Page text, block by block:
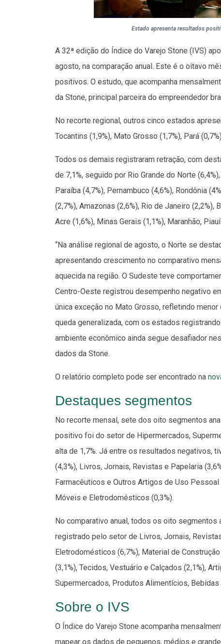
Estado apresenta resultados
A 32ª edição do Índice do Varejo Stone (IVS)
agosto, na comparação anual. Este é o oitavo
positivos. O estudo, que acompanha
da Stone, principal parceira do empreendedor
No recorte regional, outros cinco estados
Tocantins (1,9%), Mato Grosso (1,7%), Pará
Todos os demais registraram retração, com
de 7,1%, seguido por Rio Grande do Norte
Paraíba (4,7%), Pernambuco (4,6%), Rondônia
(2,7%), Amazonas (2,6%), Rio de Janeiro (2,2%),
Acre (1,6%), Minas Gerais (1,1%), Maranhão,
“Na análise regional de agosto, o Norte se
apresentando crescimento no comparativo
aquecida na região. O Sudeste teve
Centro-Oeste registrou desempenho negativo
única exceção no Mato Grosso, refletindo
queda generalizada, com os estados
ambiente econômico ainda segue desafiador
dados da Stone.
O relatório completo pode ser encontrado na
Destaques segmentos
No recorte mensal, sete dos oito segmentos
positivo foi do setor de Hipermercados,
alta de 1,7%. Já entre os resultados negativos,
(4,3%), Livros, Jornais, Revistas e Papelaria
Farmacêuticos e Outros Artigos de Uso
Móveis e Eletrodomésticos (0,3%).
No comparativo anual, todos os oito
registrado pelo setor de Livros, Jornais,
Eletrodomésticos (6,7%), Material de
(3,1%), Tecidos, Vestuário e Calçados (2,1%),
Supermercados, Produtos Alimentícios,
Sobre o IVS
O Índice do Varejo Stone acompanha
mapear os dados de pequenos, médios e